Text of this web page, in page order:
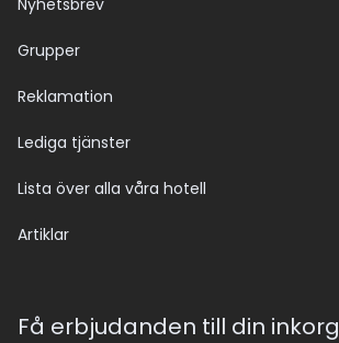
Nyhetsbrev
Grupper
Reklamation
Lediga tjänster
Lista över alla våra hotell
Artiklar
Få erbjudanden till din inkorg